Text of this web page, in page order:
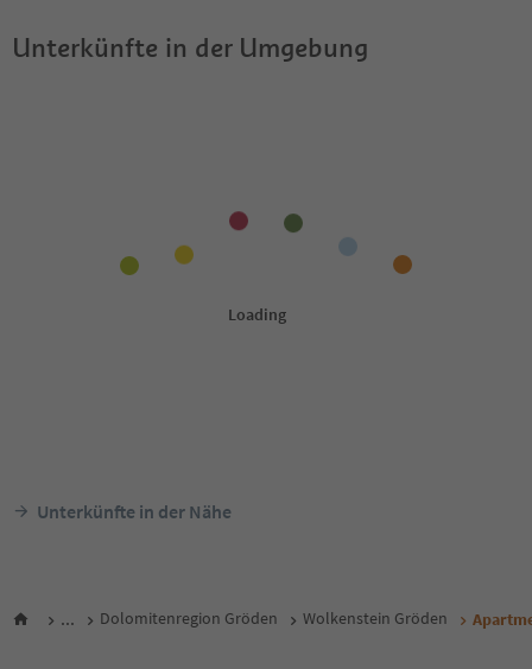
Unterkünfte in der Umgebung
Unterkünfte in der Nähe
... Dolomitenregion Gröden Wolkenstein Gröden